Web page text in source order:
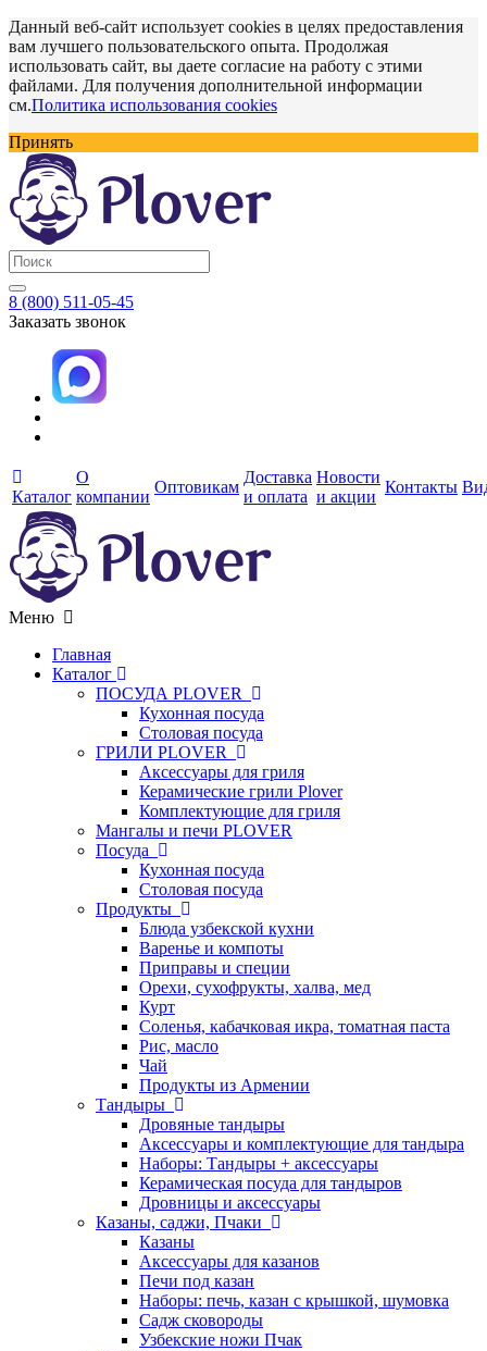
Данный веб-сайт использует cookies в целях предоставления
вам лучшего пользовательского опыта. Продолжая
использовать сайт, вы даете согласие на работу с этими
файлами. Для получения дополнительной информации
см.Политика использования cookies
Принять
8 (800) 511-05-45
Заказать звонок
Каталог
О
компании
Оптовикам
Доставка
и оплата
Новости
и акции
Контакты
Меню
Главная
Каталог
ПОСУДА PLOVER
Кухонная посуда
Столовая посуда
ГРИЛИ PLOVER
Аксессуары для гриля
Керамические грили Plover
Комплектующие для гриля
Мангалы и печи PLOVER
Посуда
Кухонная посуда
Столовая посуда
Продукты
Блюда узбекской кухни
Варенье и компоты
Приправы и специи
Орехи, сухофрукты, халва, мед
Курт
Соленья, кабачковая икра, томатная паста
Рис, масло
Чай
Продукты из Армении
Тандыры
Дровяные тандыры
Аксессуары и комплектующие для тандыра
Наборы: Тандыры + аксессуары
Керамическая посуда для тандыров
Дровницы и аксессуары
Казаны, саджи, Пчаки
Казаны
Аксессуары для казанов
Печи под казан
Наборы: печь, казан с крышкой, шумовка
Садж сковороды
Узбекские ножи Пчак